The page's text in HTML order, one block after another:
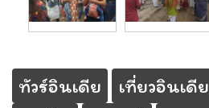
ทัวร์อินเดีย เที่ยวอินเดีย